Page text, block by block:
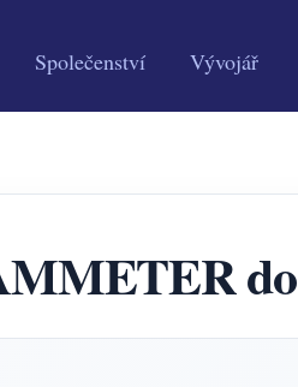
Společenství Vývojář